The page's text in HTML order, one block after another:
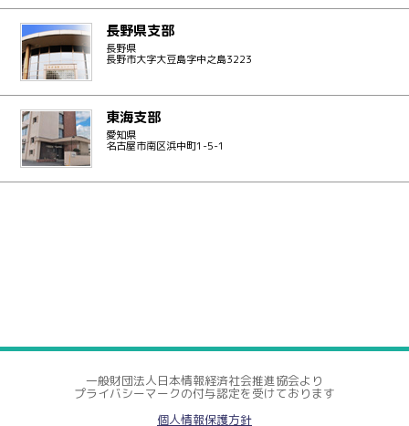
長野県支部
長野県
長野市大字大豆島字中之島3223
東海支部
愛知県
名古屋市南区浜中町1-5-1
一般財団法人日本情報経済社会推進協会より
プライバシーマークの付与認定を受けております
個人情報保護方針